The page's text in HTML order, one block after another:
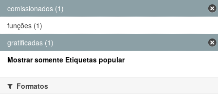
comissionados (1)
funções (1)
gratificadas (1)
Mostrar somente Etiquetas popular
Formatos